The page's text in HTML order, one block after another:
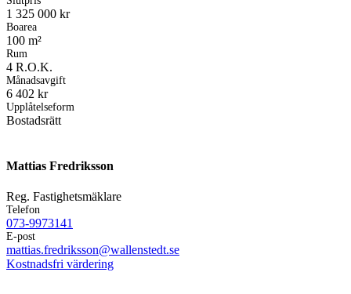
1 325 000 kr
Boarea
100 m²
Rum
4 R.O.K.
Månadsavgift
6 402 kr
Upplåtelseform
Bostadsrätt
Mattias Fredriksson
Reg. Fastighetsmäklare
Telefon
073-9973141
E-post
mattias.fredriksson@wallenstedt.se
Kostnadsfri värdering